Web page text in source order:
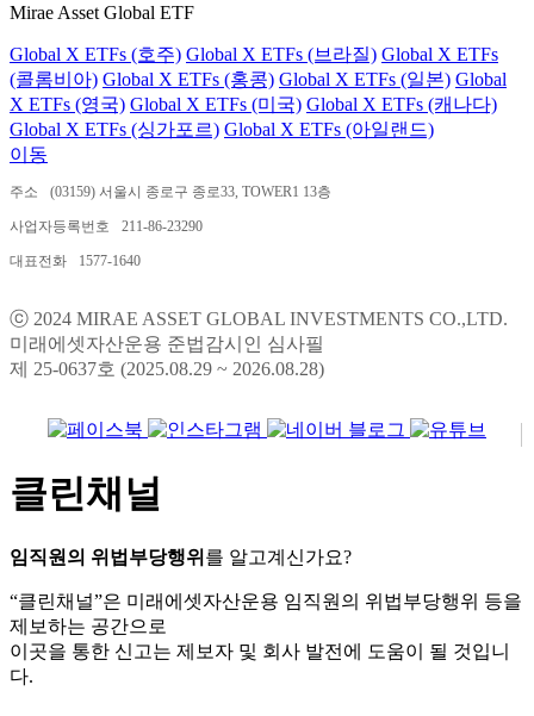
Mirae Asset Global ETF
Global X ETFs (호주) Global X ETFs (브라질) Global X ETFs
(콜롬비아) Global X ETFs (홍콩) Global X ETFs (일본) Global
X ETFs (영국) Global X ETFs (미국) Global X ETFs (캐나다)
Global X ETFs (싱가포르) Global X ETFs (아일랜드)
이동
주소 (03159) 서울시 종로구 종로33, TOWER1 13층
사업자등록번호 211-86-23290
대표전화 1577-1640
ⓒ 2024 MIRAE ASSET GLOBAL INVESTMENTS CO.,LTD.
미래에셋자산운용 준법감시인 심사필
제 25-0637호 (2025.08.29 ~ 2026.08.28)
클린채널
임직원의 위법부당행위 를 알고계신가요?
“클린채널”은 미래에셋자산운용 임직원의 위법부당행위 등을
제보하는 공간으로
이곳을 통한 신고는 제보자 및 회사 발전에 도움이 될 것입니
다.